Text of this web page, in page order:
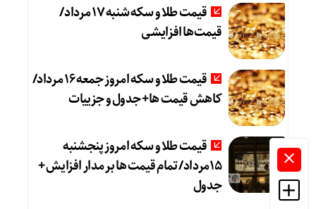
قیمت طلا و سکه شنبه 17 مرداد/
قیمت‌ها افزایشی
قیمت طلا و سکه امروز جمعه ۱۶ مرداد/
کاهش قیمت ها+ جدول و جزییات
قیمت طلا و سکه امروز پنجشنبه
15مرداد/ تمام قیمت ها بر مدار افزایش +
جدول